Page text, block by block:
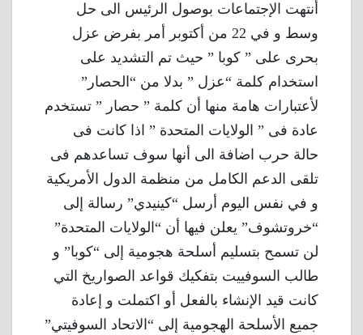
أنتهت الإجتماعات بوصول الرئيس الى حل
وسط و في 22 من أكتوبر أمر بفرض عزل
بحرى على ” كوبا ” حيث تم التشديد على
استخدام كلمة “عزل ” بدلا من “الحصار”
لأعتبارات هامة منها أن كلمة ” حصار ” تستخدم
عادة فى ” الولايات المتحدة ” اذا كانت فى
حالة حرب اضافة الى أنها سوف تساعدهم فى
تلقى الدعم الكامل من منظمة الدول الأمريكية
و في نفس اليوم أرسل “كينيدي” رسالة إلى
“خروتشوف” يعلن فيها أن “الولايات المتحدة”
لن تسمح بتسليم أسلحة هجومية إلى “كوبا” و
طالب السوفييت بتفكيك قواعد الصواريخ التي
كانت قيد الإنشاء بالفعل أو اكتملت و إعادة
جميع الأسلحة الهجومية إلى “الاتحاد السوفيتي”